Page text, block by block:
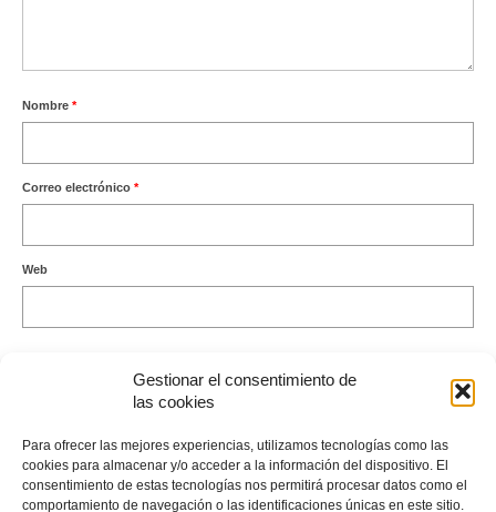
Gestionar el consentimiento de
las cookies
Para ofrecer las mejores experiencias, utilizamos tecnologías como las
cookies para almacenar y/o acceder a la información del dispositivo. El
consentimiento de estas tecnologías nos permitirá procesar datos como el
comportamiento de navegación o las identificaciones únicas en este sitio.
Nombre *
Correo electrónico *
Web
procesan los datos de tus comentarios.